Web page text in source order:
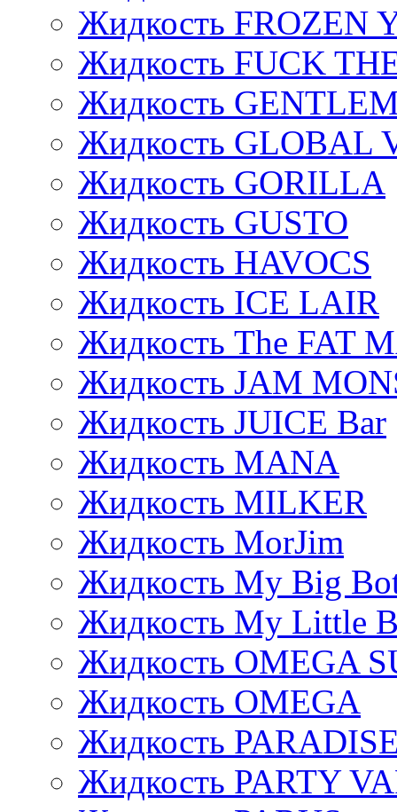
Жидкость FROZEN
Жидкость FUCK
Жидкость
Жидкость GLOBAL
Жидкость GORILLA
Жидкость GUSTO
Жидкость HAVOCS
Жидкость ICE LAIR
Жидкость The FAT
Жидкость JAM
Жидкость JUICE Bar
Жидкость MANA
Жидкость MILKER
Жидкость MorJim
Жидкость My Big
Жидкость My Little
Жидкость OMEGA
Жидкость OMEGA
Жидкость
Жидкость PARTY